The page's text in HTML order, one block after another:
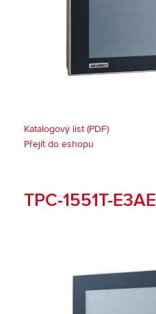
Katalogový list (PDF)
Přejít do eshopu
TPC-1551T-E3AE